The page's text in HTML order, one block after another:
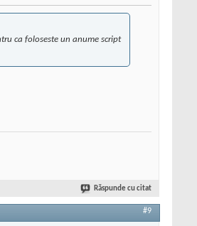
ca foloseste un anume script
Răspunde cu citat
#9